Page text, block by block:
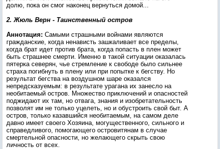
долю, пока он смог наконец вернуться домой...
2. Жюль Верн - Таинственный остров
Аннотация: Самыми страшными войнами являются
гражданские, когда ненависть зашкаливает все пределы,
когда брат идет против брата, когда попасть в плен может
быть страшнее смерти. Именно в такой ситуации оказалась
пятерка северян, чье стремление к свободе было сильнее
страха погибнуть в плену или при попытке к бегству. Но
результат бегства на воздушном шаре оказался
непредсказуемым: в результате урагана их занесло на
необитаемый остров. Множество приключений и опасностей
поджидают их там, но отвага, знания и изобретательность
позволят им не только уцелеть, но и обустроить свой быт. А
остров, только казавшийся необитаемым, на самом деле
давно имеет своего Хозяина, могущественного, сильного и
справедливого, помогающего островитянам в случае
смертельной опасности, но желающего скрыть свою
личность от всех.